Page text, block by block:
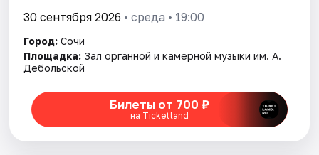
Рейтинги
30 сентября 2026 • среда • 19:00
Город: Сочи
Площадка: Зал органной и камерной музыки им. А.
Дебольской
Билеты от 700 ₽
на Ticketland